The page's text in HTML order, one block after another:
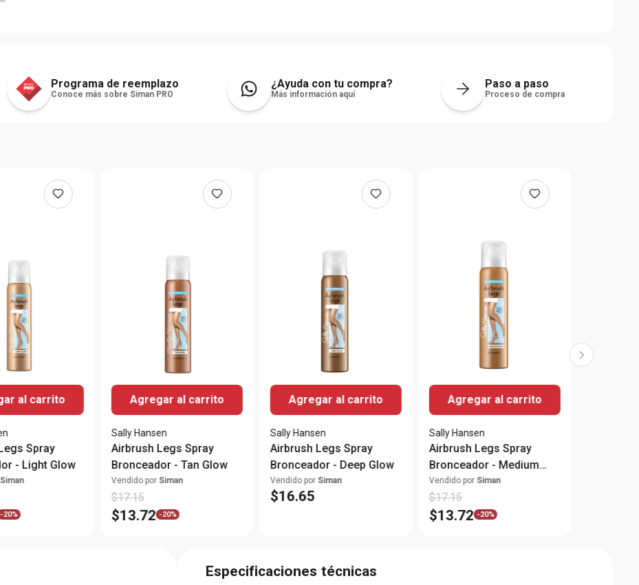
Programa de reemplazo
Conoce más sobre Siman PRO
¿Ayuda con tu compra?
Más información aquí
Paso a paso
Proceso de compra
al carrito
Spray
- Light Glow
Siman
-20%
Agregar al carrito
Sally Hansen
Airbrush Legs Spray
Bronceador - Tan Glow
Vendido por Siman
$17.15
$13.72 -20%
Agregar al carrito
Sally Hansen
Airbrush Legs Spray
Bronceador - Deep Glow
Vendido por Siman
$16.65
Agregar al carrito
Sally Hansen
Airbrush Legs Spray
Bronceador - Medium
Glow
Vendido por Siman
$17.15
$13.72 -20%
Especificaciones técnicas